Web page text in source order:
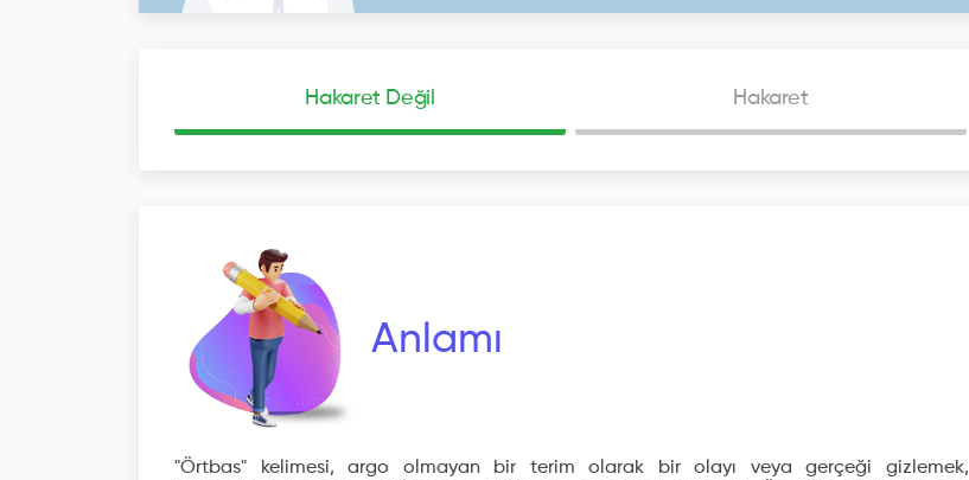
Hakaret Değil Hakaret
Anlamı
"Örtbas" kelimesi, argo olmayan bir terim olarak bir olayı veya gerçeği gizlemek,